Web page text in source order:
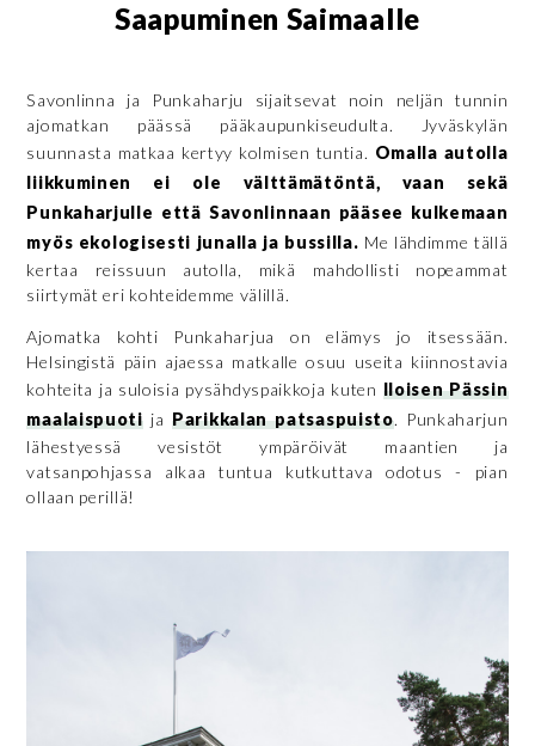
Saapuminen Saimaalle
Savonlinna ja Punkaharju sijaitsevat noin neljän tunnin
ajomatkan päässä pääkaupunkiseudulta. Jyväskylän
suunnasta matkaa kertyy kolmisen tuntia. Omalla autolla
liikkuminen ei ole välttämätöntä, vaan sekä
Punkaharjulle että Savonlinnaan pääsee kulkemaan
myös ekologisesti junalla ja bussilla. Me lähdimme tällä
kertaa reissuun autolla, mikä mahdollisti nopeammat
siirtymät eri kohteidemme välillä.
Ajomatka kohti Punkaharjua on elämys jo itsessään.
Helsingistä päin ajaessa matkalle osuu useita kiinnostavia
kohteita ja suloisia pysähdyspaikkoja kuten Iloisen Pässin
maalaispuotija Parikkalan patsaspuisto. Punkaharjun
lähestyessä vesistöt ympäröivät maantien ja
vatsanpohjassa alkaa tuntua kutkuttava odotus - pian
ollaan perillä!